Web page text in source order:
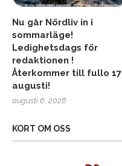
Nu går Nördliv in i
sommarläge!
Ledighetsdags för
redaktionen !
Återkommer till fullo 17
augusti!
augusti 6, 2026
KORT OM OSS